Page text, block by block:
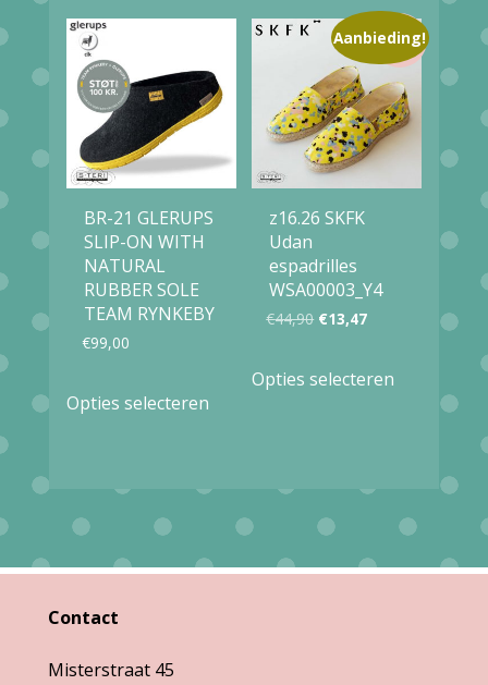
Deze
optie
kan
gekozen
worden
op
BR-21 GLERUPS
SLIP-ON WITH
NATURAL
RUBBER SOLE
TEAM RYNKEBY
€99,00
Opties selecteren
meerdere
variaties.
Deze
Aanbieding!
z16.26 SKFK
Udan
espadrilles
WSA00003_Y4
€44,90 Oorspronkelijke
was:
€13,47Huidige
is:
Opties selecteren
product
variaties.
Deze
optie
Contact
Misterstraat 45